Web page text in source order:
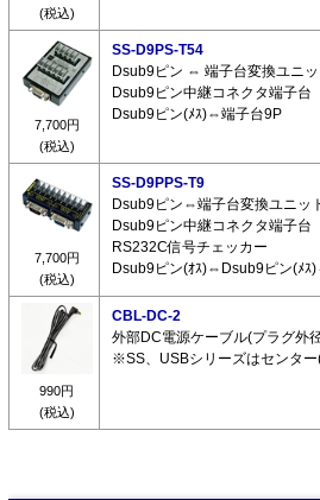
(税込)
7,700円
(税込)
SS-D9PS-T54
Dsub9ピン ⇔ 端子台変換ユニッ
Dsub9ピン中継コネクタ端子台
Dsub9ピン(ﾒｽ)⇔端子台9P
7,700円
(税込)
SS-D9PPS-T9
Dsub9ピン⇔端子台変換ユニッ
Dsub9ピン中継コネクタ端子台
RS232C信号チェッカー
Dsub9ピン(ｵｽ)⇔Dsub9ピン(ﾒｽ
990円
(税込)
CBL-DC-2
外部DC電源ケーブル(プラグ
※SS、USBシリーズはセンター